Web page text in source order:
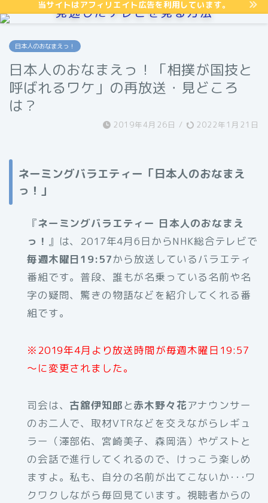
当サイトはアフィリエイト広告を利用しています。
見逃したテレビを見る方法
日本人のおなまえっ！
日本人のおなまえっ！「相撲が国技と
呼ばれるワケ」の再放送・見どころ
は？
2019年4月26日 / 2022年1月21日
ネーミングバラエティー「日本人のおなまえ
っ！」
『ネーミングバラエティー 日本人のおなまえ
っ！ 』は、2017年4月6日からNHK総合テレビで
毎週木曜日19:57から放送しているバラエティ
番組です。普段、誰もが名乗っている名前や名
字の疑問、驚きの物語などを紹介してくれる番
組です。
※2019年4月より放送時間が毎週木曜日19:57
～に変更されました。
司会は、 古舘伊知郎と赤木野々花アナウンサー
のお二人で、取材VTRなどを交えながらレギュ
ラー（澤部佑、宮崎美子、森岡浩）やゲストと
の会話で進行してくれるので、けっこう楽しめ
ますよ。私も、自分の名前が出てこないか･･･ワ
クワクしながら毎回見ています。視聴者からの